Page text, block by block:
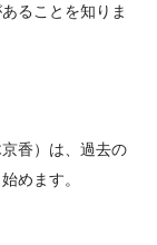
ることを知りま
香）は、過去の
めます。